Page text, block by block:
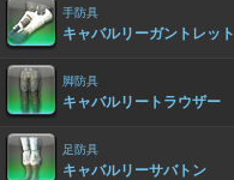
手防具
キャバルリーガントレット
脚防具
キャバルリートラウザー
足防具
キャバルリーサバトン